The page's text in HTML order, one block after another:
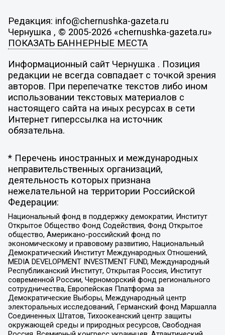
Редакция: info@chernushka-gazeta.ru
Чернушка , © 2005-2026 «chernushka-gazeta.ru»
ПОКАЗАТЬ БАННЕРНЫЕ МЕСТА
Информационный сайт Чернушка . Позиция
редакции не всегда совпадает с точкой зрения
авторов. При перепечатке текстов либо ином
использовании текстовых материалов с
настоящего сайта на иных ресурсах в сети
Интернет гиперссылка на источник
обязательна.
* Перечень иностранных и международных
неправительственных организаций,
деятельность которых признана
нежелательной на территории Российской
Федерации:
Национальный фонд в поддержку демократии, Институт
Открытое Общество Фонд Содействия, Фонд Открытое
общество, Американо-российский фонд по
экономическому и правовому развитию, Национальный
Демократический Институт Международных Отношений,
MEDIA DEVELOPMENT INVESTMENT FUND, Международный
Республиканский Институт, Открытая Россия, Институт
современной России, Черноморский фонд регионального
сотрудничества, Европейская Платформа за
Демократические Выборы, Международный центр
электоральных исследований, Германский фонд Маршалла
Соединенных Штатов, Тихоокеанский центр защиты
окружающей среды и природных ресурсов, Свободная